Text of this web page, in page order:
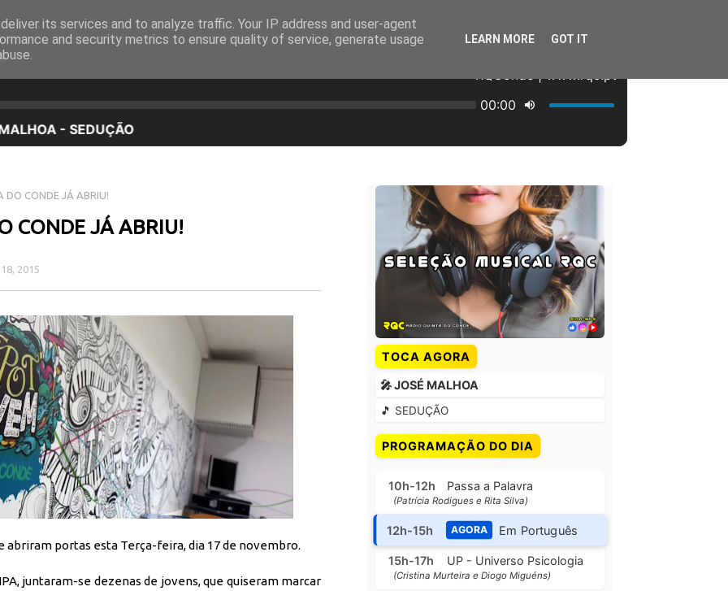
EQUIPA PROGRAMAÇÃO OUVIR EM DIRETO
DO CONDE JÁ ABRIU!
CONDE JÁ ABRIU!
2015
abriram portas esta Terça-feira, dia 17 de novembro.
juntaram-se dezenas de jovens, que quiseram marcar
TOCA AGORA
🎤 JOSÉ MALHOA
🎵 SEDUÇÃO
PROGRAMAÇÃO DO DIA
10h-12h Passa a Palavra
(Patrícia Rodigues e Rita Silva)
12h-15h AGORA Em Português
15h-17h UP - Universo Psicologia
(Cristina Murteira e Diogo Miguéns)
its services and to analyze traffic. Your IP address and user-agent
and security metrics to ensure quality of service, generate usage
LEARN MORE GOT IT